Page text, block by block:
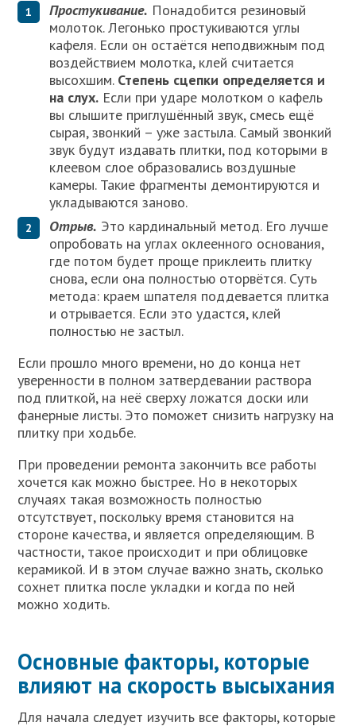
Простукивание. Понадобится резиновый
молоток. Легонько простукиваются углы
кафеля. Если он остаётся неподвижным под
воздействием молотка, клей считается
высохшим. Степень сцепки определяется и
на слух. Если при ударе молотком о кафель
вы слышите приглушённый звук, смесь ещё
сырая, звонкий – уже застыла. Самый звонкий
звук будут издавать плитки, под которыми в
клеевом слое образовались воздушные
камеры. Такие фрагменты демонтируются и
укладываются заново.
Отрыв. Это кардинальный метод. Его лучше
опробовать на углах оклеенного основания,
где потом будет проще приклеить плитку
снова, если она полностью оторвётся. Суть
метода: краем шпателя поддевается плитка
и отрывается. Если это удастся, клей
полностью не застыл.
Если прошло много времени, но до конца нет
уверенности в полном затвердевании раствора
под плиткой, на неё сверху ложатся доски или
фанерные листы. Это поможет снизить нагрузку на
плитку при ходьбе.
При проведении ремонта закончить все работы
хочется как можно быстрее. Но в некоторых
случаях такая возможность полностью
отсутствует, поскольку время становится на
стороне качества, и является определяющим. В
частности, такое происходит и при облицовке
керамикой. И в этом случае важно знать, сколько
сохнет плитка после укладки и когда по ней
можно ходить.
Основные факторы, которые
влияют на скорость высыхания
Для начала следует изучить все факторы, которые